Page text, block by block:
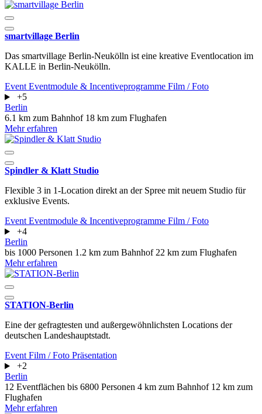
smartvillage Berlin
Das smartvillage Berlin-Neukölln ist eine kreative Eventlocation im
KALLE in Berlin-Neukölln.
Event Eventmodule & Incentiveprogramme Film / Foto
+5
Berlin
6.1 km zum Bahnhof 18 km zum Flughafen
Mehr erfahren
Spindler & Klatt Studio
Flexible 3 in 1-Location direkt an der Spree mit neuem Studio für
exklusive Events.
Event Eventmodule & Incentiveprogramme Film / Foto
+4
Berlin
bis 1000 Personen 1.2 km zum Bahnhof 22 km zum Flughafen
Mehr erfahren
STATION-Berlin
Eine der gefragtesten und außergewöhnlichsten Locations der
deutschen Landeshauptstadt.
Event Film / Foto Präsentation
+2
Berlin
12 Eventflächen bis 6800 Personen 4 km zum Bahnhof 12 km zum
Flughafen
Mehr erfahren